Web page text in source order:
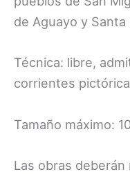
de Aguayo y Santa
Técnica: libre,
corrientes
Tamaño máximo:
Las obras